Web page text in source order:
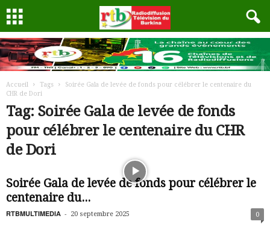
Accueil Tags
Soirée Gala de levée de fonds pour célébrer le centenaire du
CHR de Dori
Tag: Soirée Gala de levée de fonds
pour célébrer le centenaire du CHR
de Dori
Soirée Gala de levée de fonds pour célébrer le
centenaire du...
RTBMULTIMEDIA - 20 septembre 2025 0